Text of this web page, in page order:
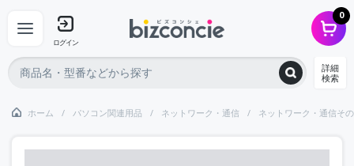
ログイン
0
詳細
検索
ホーム パソコン関連用品 ネットワーク・通信 ネットワーク・通信そ